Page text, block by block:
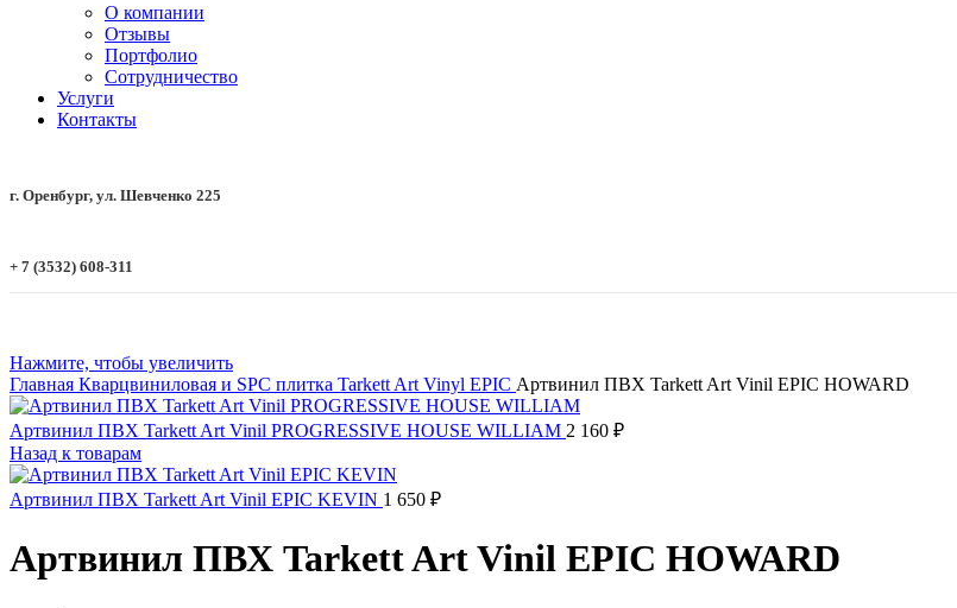
О компании
Отзывы
Портфолио
Сотрудничество
Услуги
Контакты
г. Оренбург, ул. Шевченко 225
+ 7 (3532) 608-311
Нажмите, чтобы увеличить
Главная Кварцвиниловая и SPC плитка Tarkett Art Vinyl EPIC Артвинил ПВХ Tarkett Art Vinil EPIC HOWARD
Артвинил ПВХ Tarkett Art Vinil PROGRESSIVE HOUSE WILLIAM 2 160 ₽
Назад к товарам
Артвинил ПВХ Tarkett Art Vinil EPIC KEVIN 1 650 ₽
Артвинил ПВХ Tarkett Art Vinil EPIC HOWARD